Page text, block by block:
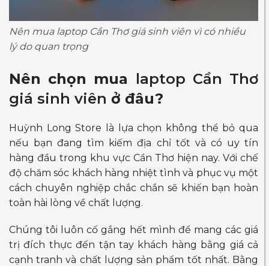
Nên mua laptop Cần Thơ giá sinh viên vì có nhiều
lý do quan trọng
Nên chọn mua laptop Cần Thơ
giá sinh viên ở đâu?
Huỳnh Long Store là lựa chọn không thể bỏ qua
nếu bạn đang tìm kiếm địa chỉ tốt và có uy tín
hàng đầu trong khu vực Cần Thơ hiện nay. Với chế
độ chăm sóc khách hàng nhiệt tình và phục vụ một
cách chuyên nghiệp chắc chắn sẽ khiến bạn hoàn
toàn hài lòng về chất lượng.
Chúng tôi luôn cố gắng hết mình để mang các giá
trị đích thực đến tận tay khách hàng bằng giá cả
cạnh tranh và chất lượng sản phẩm tốt nhất. Bằng